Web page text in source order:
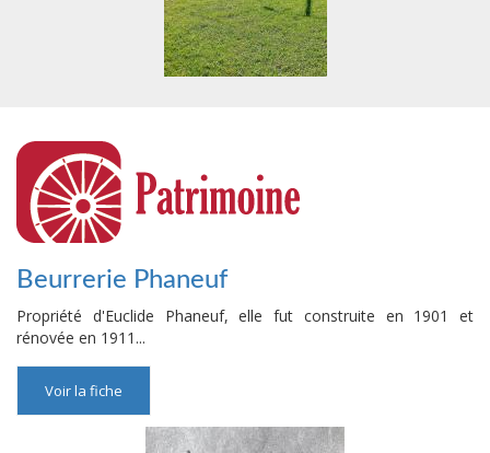
Beurrerie Phaneuf
Propriété d'Euclide Phaneuf, elle fut construite en 1901 et
rénovée en 1911...
Voir la fiche